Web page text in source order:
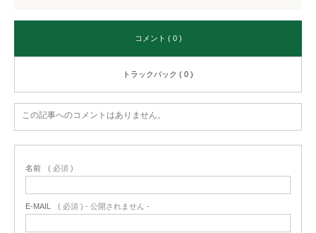
コメント ( 0 )
トラックバック ( 0 )
この記事へのコメントはありません。
名前 ( 必須 )
E-MAIL ( 必須 ) - 公開されません -